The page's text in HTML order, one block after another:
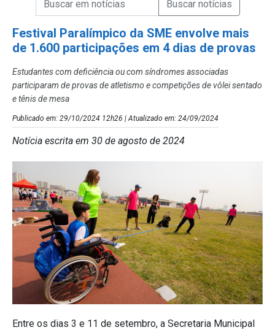
Festival Paralímpico da SME envolve mais
de 1.600 participações em 4 dias de provas
Estudantes com deficiência ou com síndromes associadas
participaram de provas de atletismo e competições de vôlei sentado
e tênis de mesa
Publicado em: 29/10/2024 12h26 | Atualizado em: 24/09/2024
Notícia escrita em 30 de agosto de 2024
Entre os dias 3 e 11 de setembro, a Secretaria Municipal